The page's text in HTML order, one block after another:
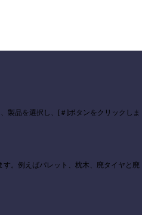
製品を選択し、[＃]ボタンをクリックしま
。例えばパレット、枕木、廃タイヤと廃